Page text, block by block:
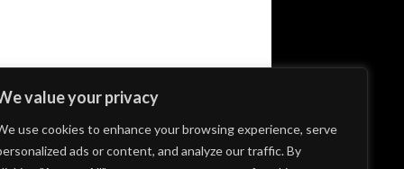
value your privacy
use cookies to enhance your browsing experience, serve
ads or content, and analyze our traffic. By